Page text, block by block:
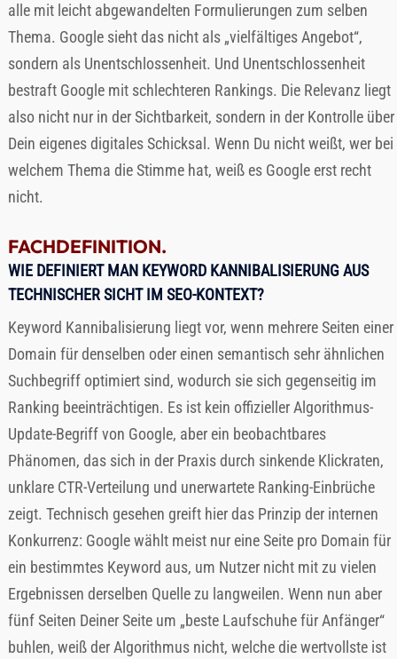
alle mit leicht abgewandelten Formulierungen zum selben
Thema. Google sieht das nicht als „vielfältiges Angebot“,
sondern als Unentschlossenheit. Und Unentschlossenheit
bestraft Google mit schlechteren Rankings. Die Relevanz liegt
also nicht nur in der Sichtbarkeit, sondern in der Kontrolle über
Dein eigenes digitales Schicksal. Wenn Du nicht weißt, wer bei
welchem Thema die Stimme hat, weiß es Google erst recht
nicht.
FACHDEFINITION.
WIE DEFINIERT MAN KEYWORD KANNIBALISIERUNG AUS
TECHNISCHER SICHT IM SEO-KONTEXT?
Keyword Kannibalisierung liegt vor, wenn mehrere Seiten einer
Domain für denselben oder einen semantisch sehr ähnlichen
Suchbegriff optimiert sind, wodurch sie sich gegenseitig im
Ranking beeinträchtigen. Es ist kein offizieller Algorithmus-
Update-Begriff von Google, aber ein beobachtbares
Phänomen, das sich in der Praxis durch sinkende Klickraten,
unklare CTR-Verteilung und unerwartete Ranking-Einbrüche
zeigt. Technisch gesehen greift hier das Prinzip der internen
Konkurrenz: Google wählt meist nur eine Seite pro Domain für
ein bestimmtes Keyword aus, um Nutzer nicht mit zu vielen
Ergebnissen derselben Quelle zu langweilen. Wenn nun aber
fünf Seiten Deiner Seite um „beste Laufschuhe für Anfänger“
buhlen, weiß der Algorithmus nicht, welche die wertvollste ist